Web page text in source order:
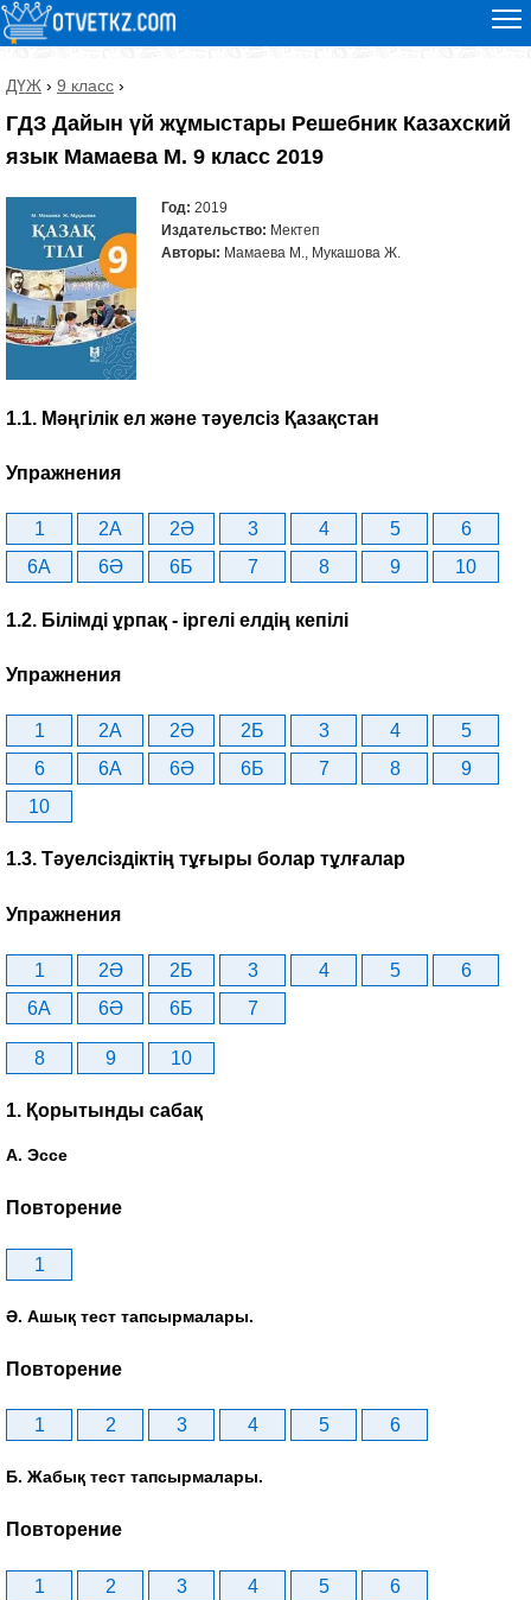
ДҮЖ › 9 класс ›
ГДЗ Дайын үй жұмыстары Решебник Казахский
язык Мамаева М. 9 класс 2019
Год: 2019
Издательство: Мектеп
Авторы: Мамаева М., Мукашова Ж.
1.1. Мәңгілік ел және тәуелсіз Қазақстан
Упражнения
1 2A 2Ә 3 4 5
6
6A
6Ә 6Б 7 8 9 10
1.2. Білімді ұрпақ - іргелі елдің кепілі
Упражнения
1 2A 2Ә 2Б 3 4
5
6
6A 6Ә 6Б 7 8
9
10
1.3. Тәуелсіздіктің тұғыры болар тұлғалар
Упражнения
1 2Ә 2Б 3 4 5
6
6A
6Ә 6Б 7
8 9 10
1. Қорытынды сабақ
А. Эссе
Повторение
1
Ә. Ашық тест тапсырмалары.
Повторение
1 2 3 4 5 6
Б. Жабық тест тапсырмалары.
Повторение
1 2 3 4 5 6